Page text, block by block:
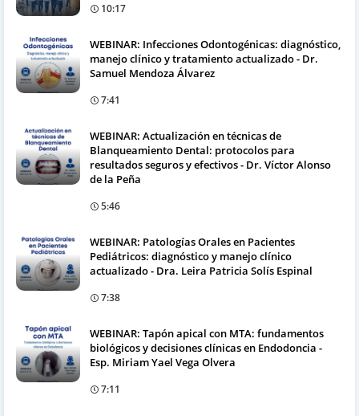
10:17
WEBINAR: Infecciones Odontogénicas: diagnóstico,
manejo clínico y tratamiento actualizado - Dr.
Samuel Mendoza Álvarez
7:41
WEBINAR: Actualización en técnicas de
Blanqueamiento Dental: protocolos para
resultados seguros y efectivos - Dr. Víctor Alonso
de la Peña
5:46
WEBINAR: Patologías Orales en Pacientes
Pediátricos: diagnóstico y manejo clínico
actualizado - Dra. Leira Patricia Solís Espinal
7:38
WEBINAR: Tapón apical con MTA: fundamentos
biológicos y decisiones clínicas en Endodoncia -
Esp. Miriam Yael Vega Olvera
7:11